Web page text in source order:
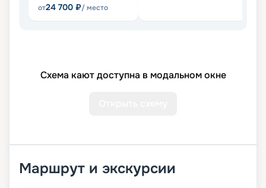
от24 700 ₽/ место
Схема кают доступна в модальном окне
Маршрут и экскурсии